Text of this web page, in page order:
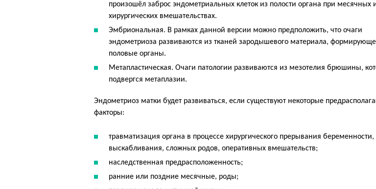
произошёл заброс эндометриальных клеток из полости органа при месячных
хирургических вмешательствах.
Эмбриональная. В рамках данной версии можно предположить, что очаги
эндометриоза развиваются из тканей зародышевого материала,
половые органы.
Метапластическая. Очаги патологии развиваются из мезотелия брюшины,
подвергся метаплазии.
Эндометриоз матки будет развиваться, если существуют некоторые
факторы:
травматизация органа в процессе хирургического прерывания беременности,
выскабливания, сложных родов, оперативных вмешательств;
наследственная предрасположенность;
ранние или поздние месячные, роды;